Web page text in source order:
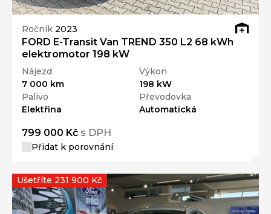
Ročník 2023
FORD E-Transit Van TREND 350 L2 68 kWh
elektromotor 198 kW
Nájezd
7 000 km
Výkon
198 kW
Palivo
Elektřina
Převodovka
Automatická
799 000 Kč s DPH
Přidat k porovnání
Ušetříte 231 900 Kč